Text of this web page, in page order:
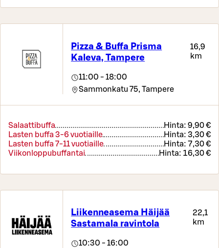
Pizza & Buffa Prisma
Kaleva, Tampere
16,9
km
11:00 - 18:00
Sammonkatu 75, Tampere
Salaattibuffa Hinta: 9,90 €
Lasten buffa 3-6 vuotiaille
Hinta: 3,30 €
Lasten buffa 7-11 vuotiaille
Hinta: 7,30 €
Viikonloppubuffantai
Hinta: 16,30 €
Liikenneasema Häijää
Sastamala ravintola
22,1
km
10:30 - 16:00